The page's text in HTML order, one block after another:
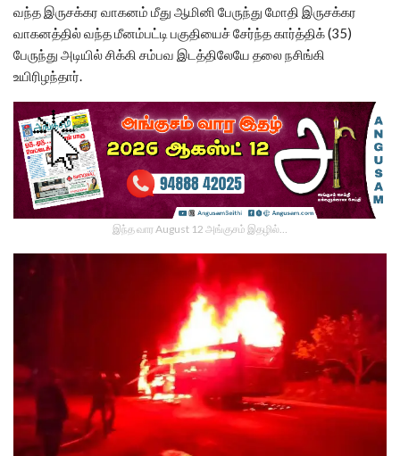
வந்த இருசக்கர வாகனம் மீது ஆமினி பேருந்து மோதி இருசக்கர
வாகனத்தில் வந்த மீனம்பட்டி பகுதியைச் சேர்ந்த கார்த்திக் (35)
பேருந்து அடியில் சிக்கி சம்பவ இடத்திலேயே தலை நசிங்கி
உயிரிழந்தார்.
இந்த வார August 12 அங்குசம் இதழில்…